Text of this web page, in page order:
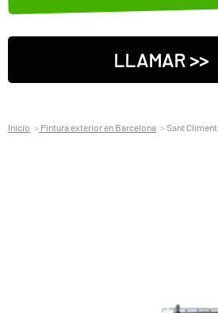
LLAMAR >>
Inicio Pintura exterior en Barcelona Sant Climent